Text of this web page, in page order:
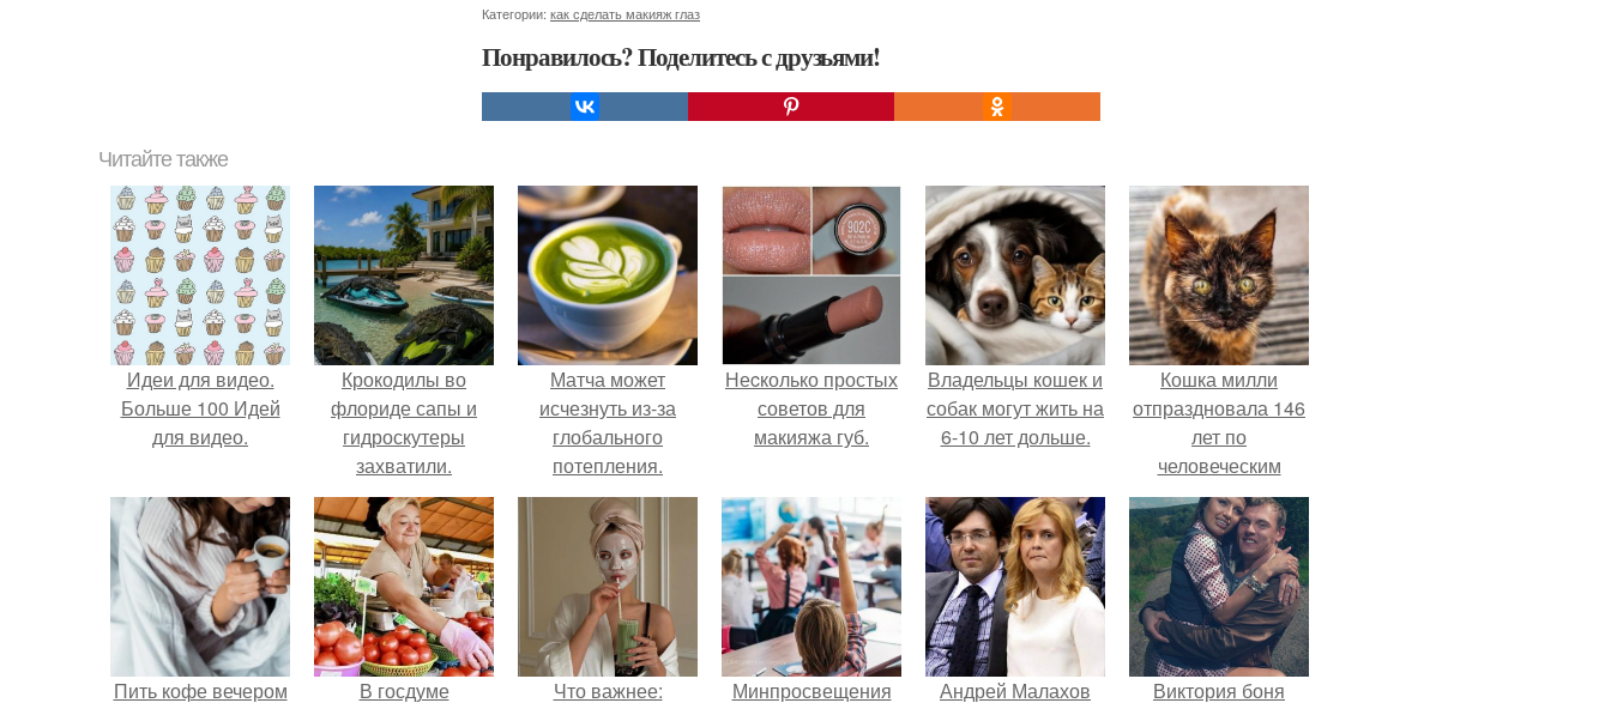
Категории: как сделать макияж глаз
Понравилось? Поделитесь с друзьями!
Читайте также
Идеи для видео.
Больше 100 Идей
для видео.
Крокодилы во
флориде сапы и
гидроскутеры
захватили.
Матча может
исчезнуть из-за
глобального
потепления.
Неcколько простых
советов для
макияжа губ.
Владельцы кошек и
собак могут жить на
6-10 лет дольше.
Кошка милли
отпраздновала 146
лет по
человеческим
Меркам и
претендует на
звание самой
старой в мире.
Пить кофе вечером В госдуме Что важнее: Минпросвещения Андрей Малахов Виктория боня